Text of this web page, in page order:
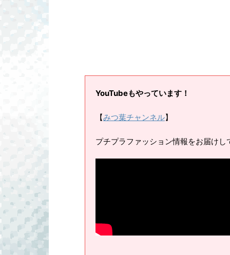
YouTubeもやっています！
【みつ葉チャンネル】
プチプラファッション情報をお届け